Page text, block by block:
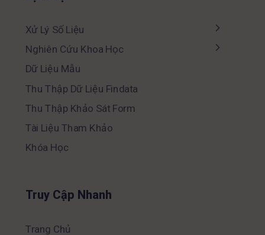
Xử Lý Số Liệu
Nghiên Cứu Khoa Học
Dữ Liệu Mẫu
Thu Thập Dữ Liệu Findata
Thu Thập Khảo Sát Form
Tài Liệu Tham Khảo
Khóa Học
Truy Cập Nhanh
Trang Chủ